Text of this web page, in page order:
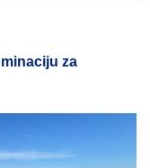
za